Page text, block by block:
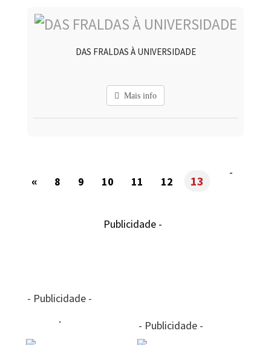
DAS FRALDAS À UNIVERSIDADE
Mais info
« 8 9 10 11 12 13
-
Publicidade -
- Publicidade -
- Publicidade -